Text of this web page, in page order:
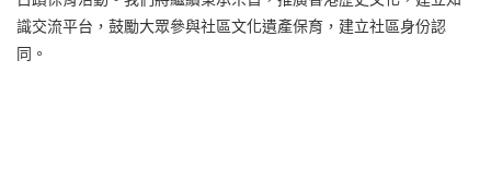
識交流平台，鼓勵大眾參與社區文化遺產保育，建立社區身份認
同。